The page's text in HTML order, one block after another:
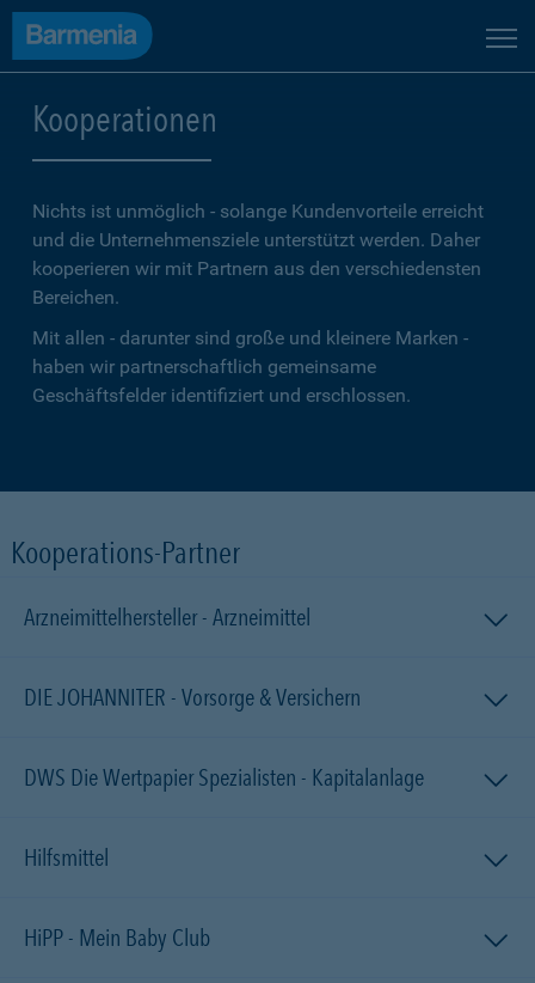
Kooperationen
Nichts ist unmöglich - solange Kundenvorteile erreicht
und die Unternehmensziele unterstützt werden. Daher
kooperieren wir mit Partnern aus den verschiedensten
Bereichen.
Mit allen - darunter sind große und kleinere Marken -
haben wir partnerschaftlich gemeinsame
Geschäftsfelder identifiziert und erschlossen.
Kooperations-Partner
Arzneimittelhersteller - Arzneimittel
DIE JOHANNITER - Vorsorge & Versichern
DWS Die Wertpapier Spezialisten - Kapitalanlage
Hilfsmittel
HiPP - Mein Baby Club